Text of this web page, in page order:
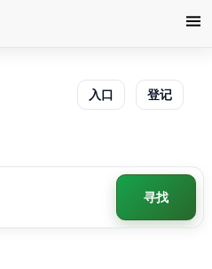
入口 登记
寻找